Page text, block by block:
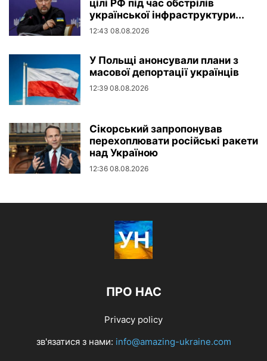
цілі РФ під час обстрілів
української інфраструктури...
12:43 08.08.2026
У Польщі анонсували плани з
масової депортації українців
12:39 08.08.2026
Сікорський запропонував
перехоплювати російські ракети
над Україною
12:36 08.08.2026
ПРО НАС
Privacy policy
зв'язатися з нами: info@amazing-ukraine.com